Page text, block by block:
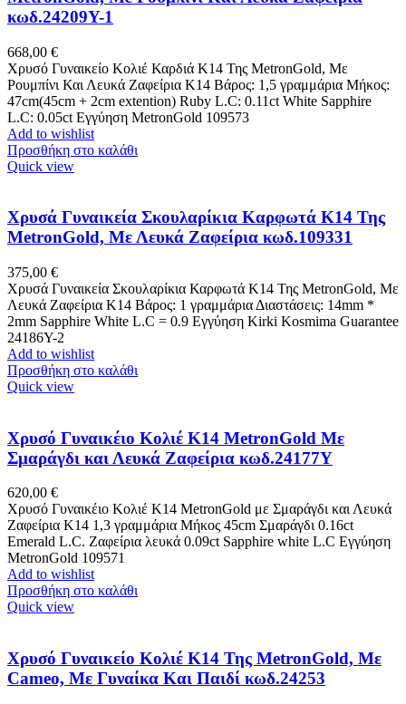
κωδ.24209Y-1
668,00 €
Χρυσό Γυναικείο Κολιέ Καρδιά Κ14 Της MetronGold, Με
Ρουμπίνι Και Λευκά Ζαφείρια Κ14 Βάρος: 1,5 γραμμάρια Μήκος:
47cm(45cm + 2cm extention) Ruby L.C: 0.11ct White Sapphire
L.C: 0.05ct Εγγύηση MetronGold 109573
Add to wishlist
Προσθήκη στο καλάθι
Quick view
Χρυσά Γυναικεία Σκουλαρίκια Καρφωτά Κ14 Της
MetronGold, Με Λευκά Ζαφείρια κωδ.109331
375,00 €
Χρυσά Γυναικεία Σκουλαρίκια Καρφωτά Κ14 Της MetronGold, Με
Λευκά Ζαφείρια Κ14 Βάρος: 1 γραμμάρια Διαστάσεις: 14mm *
2mm Sapphire White L.C = 0.9 Εγγύηση Kirki Kosmima Guarantee
24186Y-2
Add to wishlist
Προσθήκη στο καλάθι
Quick view
Χρυσό Γυναικέιο Κολιέ Κ14 MetronGold Με
Σμαράγδι και Λευκά Ζαφείρια κωδ.24177Y
620,00 €
Χρυσό Γυναικέιο Κολιέ Κ14 MetronGold με Σμαράγδι και Λευκά
Ζαφείρια K14 1,3 γραμμάρια Μήκος 45cm Σμαράγδι 0.16ct
Emerald L.C. Ζαφείρια λευκά 0.09ct Sapphire white L.C Εγγύηση
MetronGold 109571
Add to wishlist
Προσθήκη στο καλάθι
Quick view
Χρυσό Γυναικείο Κολιέ Κ14 Της MetronGold, Με
Cameo, Με Γυναίκα Και Παιδί κωδ.24253